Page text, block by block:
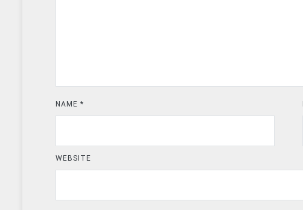
NAME *
WEBSITE